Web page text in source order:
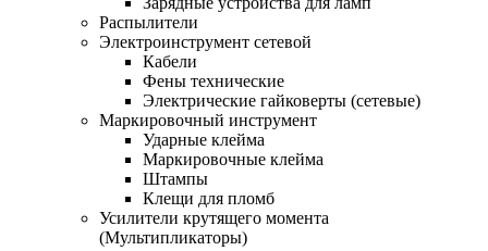
Распылители
Электроинструмент сетевой
Кабели
Фены технические
Электрические гайковерты (сетевые)
Маркировочный инструмент
Ударные клейма
Маркировочные клейма
Штампы
Клещи для пломб
Усилители крутящего момента
(Мультипликаторы)